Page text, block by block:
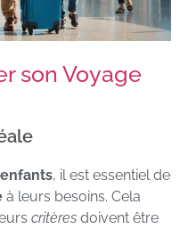
son Voyage
, il est essentiel de
à leurs besoins. Cela
critères doivent être